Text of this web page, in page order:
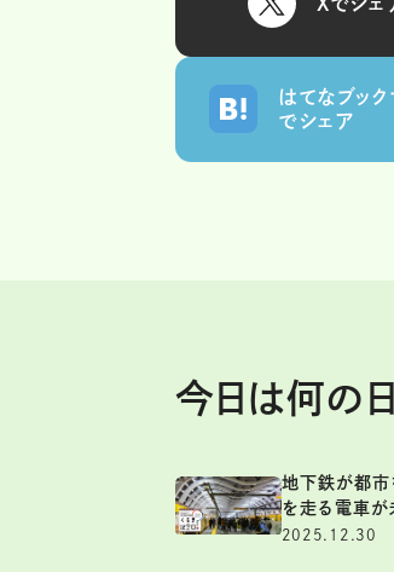
Xでシェ
はてなブック
でシェア
今日は何の
地下鉄が都市
を走る電車が
2025.12.30